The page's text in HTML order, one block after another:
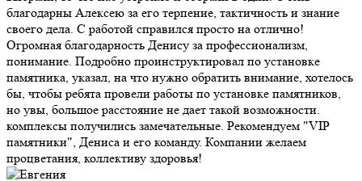
благодарны Алексею за его терпение, тактичность и знание
своего дела. С работой справился просто на отлично!
Огромная благодарность Денису за профессионализм,
понимание. Подробно проинструктировал по установке
памятника, указал, на что нужно обратить внимание, хотелось
бы, чтобы ребята провели работы по установке памятников,
но увы, большое расстояние не дает такой возможности.
комплексы получились замечательные. Рекомендуем "VIP
памятники", Дениса и его команду. Компании желаем
процветания, коллективу здоровья!